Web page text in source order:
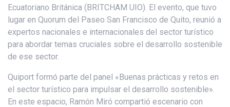
Ecuatoriano Británica (BRITCHAM UIO). El evento, que tuvo
lugar en Quorum del Paseo San Francisco de Quito, reunió a
expertos nacionales e internacionales del sector turístico
para abordar temas cruciales sobre el desarrollo sostenible
de ese sector.
Quiport formó parte del panel «Buenas prácticas y retos en
el sector turístico para impulsar el desarrollo sostenible».
En este espacio, Ramón Miró compartió escenario con